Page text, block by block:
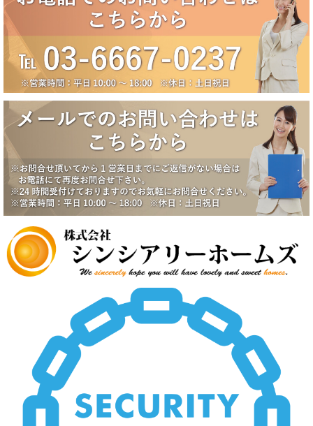
2025年夏季休業のお知らせ（8月10日～8月18日）
誠に勝手ながら、弊社では下記の期間を夏季休業とさせていただきま
す。
【夏季休業期間】
2025年8月10日（日）～2025年8月18日（月）
休業期間中にいただいたお問い合わせ等につきましては、8月19日
（火）より順次対応させていただきます。
2025/6/17
大田区田園調布5丁目戸建成約になりました。
2025/6/17
八潮市南川崎戸建成約になりました。
2025/6/17
一番町シティハウス成約になりました。
2025/6/2
賃貸物件公開しました。
2025/5/19
2025/5/19
田園調布5丁目戸建価格改定
2025/5/19
八潮市南川崎戸建価格改定
いすみ市大原台土地価格改定
新規物件公開しました。
2025/4/2
新規物件公開しました。
2025/3/5
新規物件2件公開しました。
2025/2/21
新規賃貸物件公開致しました。